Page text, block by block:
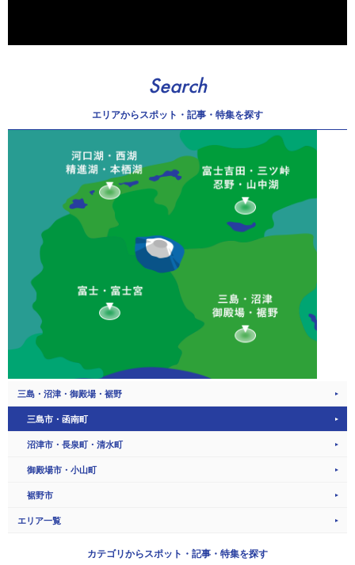
Search
エリアからスポット・記事・特集を探す
三島・沼津・御殿場・裾野
三島市・函南町
沼津市・長泉町・清水町
御殿場市・小山町
裾野市
エリア一覧
カテゴリからスポット・記事・特集を探す